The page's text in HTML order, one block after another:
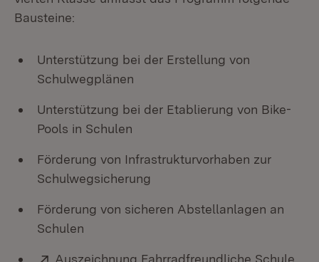
Bausteine:
Unterstützung bei der Erstellung von
Schulwegplänen
Unterstützung bei der Etablierung von Bike-
Pools in Schulen
Förderung von Infrastrukturvorhaben zur
Schulwegsicherung
Förderung von sicheren Abstellanlagen an
Schulen
Extern:
Auszeichnung Fahrradfreundliche Schule